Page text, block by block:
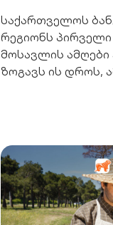
საქართველოს
რეგიონს
მოსავლის ამღები
ზოგავს ის დროს,